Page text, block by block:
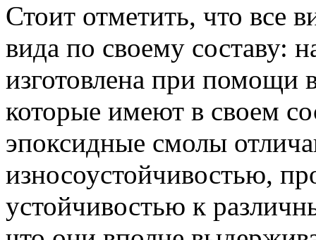
Стоит отметить, что все
вида по своему составу:
изготовлена при помощи
которые имеют в своем
эпоксидные смолы
износоустойчивостью,
устойчивостью к